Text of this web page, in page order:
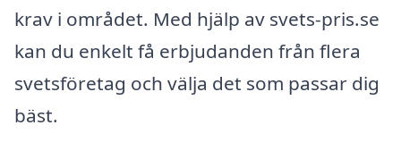
krav i området. Med hjälp av svets-pris.se
kan du enkelt få erbjudanden från flera
svetsföretag och välja det som passar dig
bäst.